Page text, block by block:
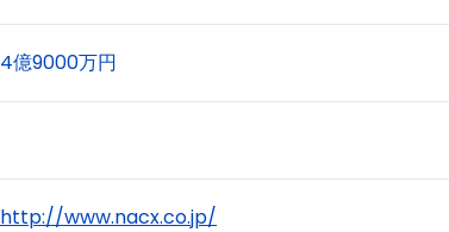
4億9000万円
http://www.nacx.co.jp/